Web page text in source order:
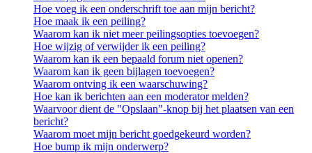
Hoe voeg ik een onderschrift toe aan mijn bericht?
Hoe maak ik een peiling?
Waarom kan ik niet meer peilingsopties toevoegen?
Hoe wijzig of verwijder ik een peiling?
Waarom kan ik een bepaald forum niet openen?
Waarom kan ik geen bijlagen toevoegen?
Waarom ontving ik een waarschuwing?
Hoe kan ik berichten aan een moderator melden?
Waarvoor dient de "Opslaan"-knop bij het plaatsen van een
bericht?
Waarom moet mijn bericht goedgekeurd worden?
Hoe bump ik mijn onderwerp?